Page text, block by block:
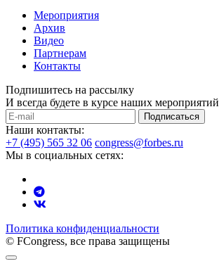
Мероприятия
Архив
Видео
Партнерам
Контакты
Подпишитесь на рассылку
И всегда будете в курсе наших мероприятий
Подписаться
Наши контакты:
+7 (495) 565 32 06 congress@forbes.ru
Мы в социальных сетях:
Политика конфиденциальности
© FCongress, все права защищены